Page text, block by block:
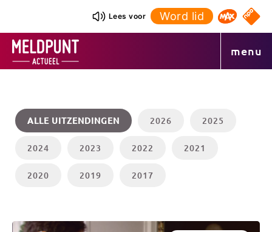
inhoud
Lees voor Word lid Omroep
NPO
menu
ALLE UITZENDINGEN 2026 2025
2024 2023 2022 2021
2020 2019 2017